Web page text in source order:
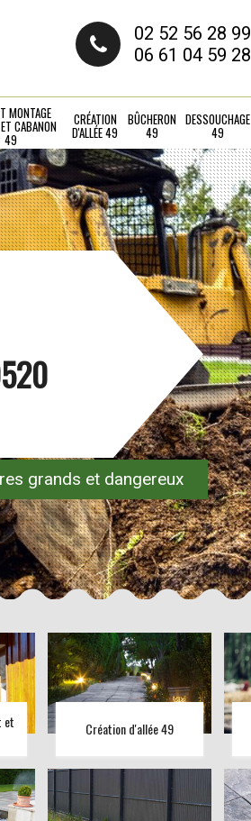
02 52 56 28 99
06 61 04 59 28
MONTAGE
CABANON
49
CRÉATION
D'ALLÉE 49
BÛCHERON
49
DESSOUCHAGE
49
grands et dangereux
et Création d'allée 49